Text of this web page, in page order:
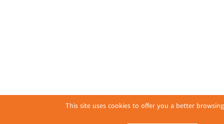
This site uses cookies to offer you a better